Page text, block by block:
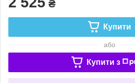
₴
Купити
або
Купити з